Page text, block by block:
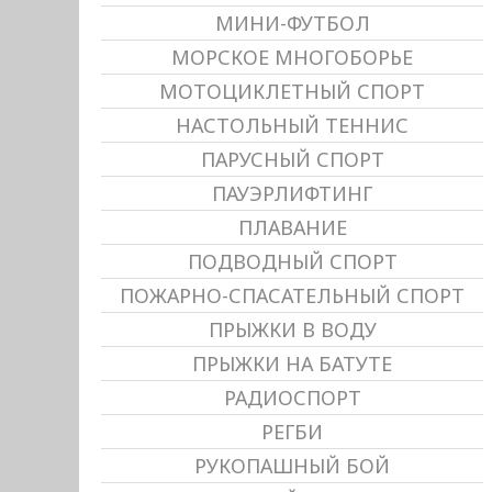
МИНИ-ФУТБОЛ
МОРСКОЕ МНОГОБОРЬЕ
МОТОЦИКЛЕТНЫЙ СПОРТ
НАСТОЛЬНЫЙ ТЕННИС
ПАРУСНЫЙ СПОРТ
ПАУЭРЛИФТИНГ
ПЛАВАНИЕ
ПОДВОДНЫЙ СПОРТ
ПОЖАРНО-СПАСАТЕЛЬНЫЙ СПОРТ
ПРЫЖКИ В ВОДУ
ПРЫЖКИ НА БАТУТЕ
РАДИОСПОРТ
РЕГБИ
РУКОПАШНЫЙ БОЙ